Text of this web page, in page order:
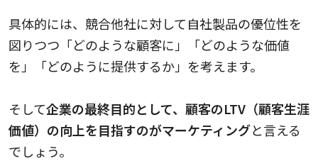
具体的には、競合他社に対して自社製品の優位性を
図りつつ「どのような顧客に」「どのような価値
を」「どのように提供するか」を考えます。
そして企業の最終目的として、顧客のLTV（顧客生涯
価値）の向上を目指すのがマーケティングと言える
でしょう。